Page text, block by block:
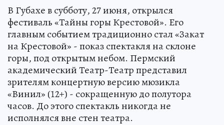
В Губахе в субботу, 27 июня, открылся
фестиваль «Тайны горы Крестовой». Его
главным событием традиционно стал «Закат
на Крестовой» - показ спектакля на склоне
горы, под открытым небом. Пермский
академический Театр-Театр представил
зрителям концертную версию мюзикла
«Винил» (12+) - сокращенную до полутора
часов. До этого спектакль никогда не
исполнялся вне стен театра.